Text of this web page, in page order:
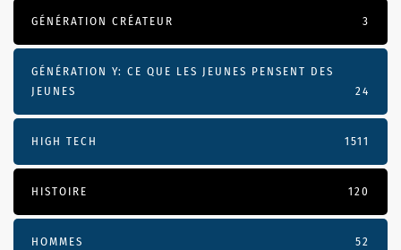
GÉNÉRATION CRÉATEUR 3
GÉNÉRATION Y: CE QUE LES JEUNES PENSENT DES
JEUNES
24
HIGH TECH 1511
HISTOIRE 120
HOMMES 52